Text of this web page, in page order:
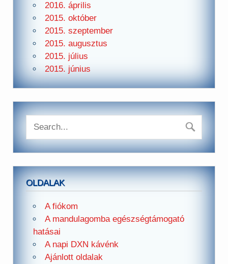
2016. április
2015. október
2015. szeptember
2015. augusztus
2015. július
2015. június
OLDALAK
A fiókom
A mandulagomba egészségtámogató
hatásai
A napi DXN kávénk
Ajánlott oldalak